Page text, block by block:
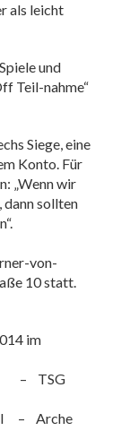
als leicht
und
Teil-nahme“
Siege, eine
Konto. Für
„Wenn wir
dann sollten
von-
10 statt.
im
– TSG
II – Arche